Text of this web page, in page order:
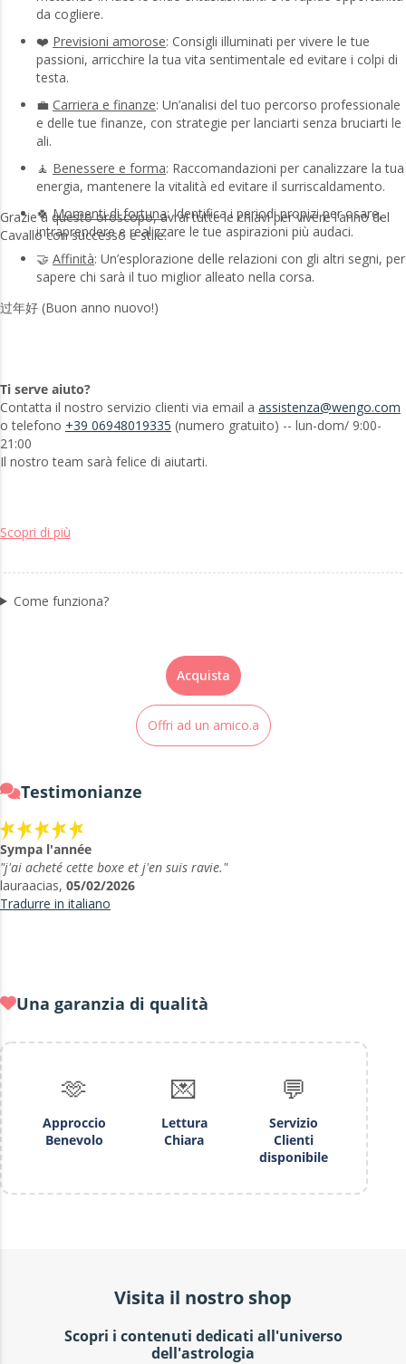
da cogliere.
❤️ Previsioni amorose: Consigli illuminati per vivere le tue
passioni, arricchire la tua vita sentimentale ed evitare i colpi di
testa.
💼 Carriera e finanze: Un’analisi del tuo percorso professionale
e delle tue finanze, con strategie per lanciarti senza bruciarti le
ali.
🧘 Benessere e forma: Raccomandazioni per canalizzare la tua
energia, mantenere la vitalità ed evitare il surriscaldamento.
🍀 Momenti di fortuna: Identifica i periodi propizi per osare,
intraprendere e realizzare le tue aspirazioni più audaci.
🤝 Affinità: Un’esplorazione delle relazioni con gli altri segni, per
sapere chi sarà il tuo miglior alleato nella corsa.
Grazie a questo oroscopo, avrai tutte le chiavi per vivere l’anno del
Cavallo con successo e stile.
过年好 (Buon anno nuovo!)
Ti serve aiuto?
Contatta il nostro servizio clienti via email a assistenza@wengo.com
o telefono +39 06948019335
21:00
Il nostro team sarà felice di aiutarti.
Scopri di più
Come funziona?
Acquista
Offri ad un amico.a
Testimonianze
Sympa l'année
"j'ai acheté cette boxe et j'en suis ravie."
lauraacias, 05/02/2026
Tradurre in italiano
Una garanzia di qualità
🫶
Approccio
Benevolo
💌
Lettura
Chiara
💬
Servizio
Clienti
disponibile
Visita il nostro shop
Scopri i contenuti dedicati all'universo
dell'astrologia